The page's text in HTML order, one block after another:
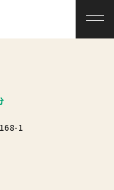
メ
1